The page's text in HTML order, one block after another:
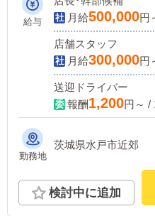
給与
月給500,000円
店舗スタッフ
月給300,000円
送迎ドライバー
報酬1,200円～ /
勤務地
茨城県水戸市近郊
検討中に追加